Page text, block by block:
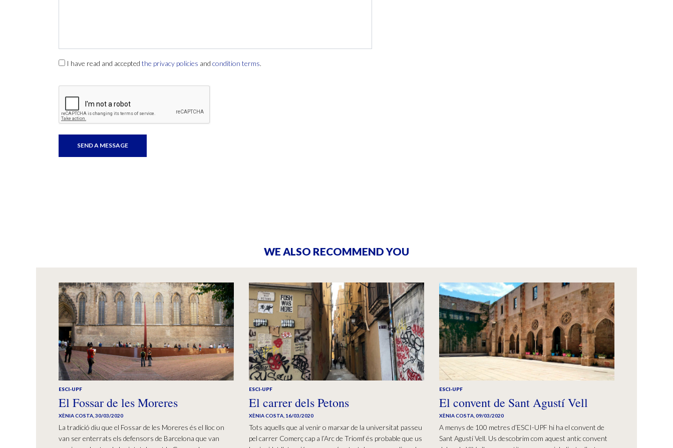
I have read and accepted the privacy policies and condition terms.
WE ALSO RECOMMEND YOU
ESCI-UPF
El Fossar de les Moreres
XÈNIA COSTA,30/03/2020
La tradició diu que el Fossar de les Moreres és el lloc on
van ser enterrats els defensors de Barcelona que van
ESCI-UPF
El carrer dels Petons
XÈNIA COSTA, 16/03/2020
Tots aquells que al venir o marxar de la universitat passeu
pel carrer Comerç cap a l’Arc de Triomf és probable que us
ESCI-UPF
El convent de Sant Agustí Vell
XÈNIA COSTA,09/03/2020
A menys de 100 metres d’ESCI-UPF hi ha el convent de
Sant Agustí Vell. Us descobrim com aquest antic convent